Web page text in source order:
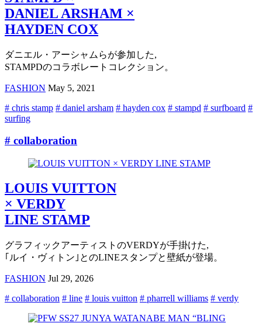
DANIEL ARSHAM ×
HAYDEN COX
ダニエル・アーシャムらが参加した,
STAMPDのコラボレートコレクション。
FASHION May 5, 2021
# chris stamp # daniel arsham # hayden cox # stampd # surfboard #
surfing
# collaboration
LOUIS VUITTON
× VERDY
LINE STAMP
グラフィックアーティストのVERDYが手掛けた,
｢ルイ・ヴィトン｣とのLINEスタンプと壁紙が登場。
FASHION Jul 29, 2026
# collaboration # line # louis vuitton # pharrell williams # verdy